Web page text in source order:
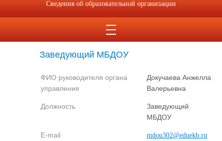
Органы управления
образовательной организации
Заведующий МБДОУ
ФИО руководителя органа
управления
Докучаева Анжелла
Валерьевна
Должность
Заведующий
МБДОУ
E-mail mdou302@eduekb.ru
Сведения об образовательной организации